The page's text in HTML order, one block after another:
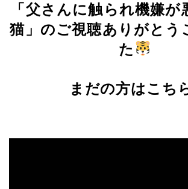
「父さんに触られ機嫌が
猫」のご視聴ありがとう
た
まだの方はこち